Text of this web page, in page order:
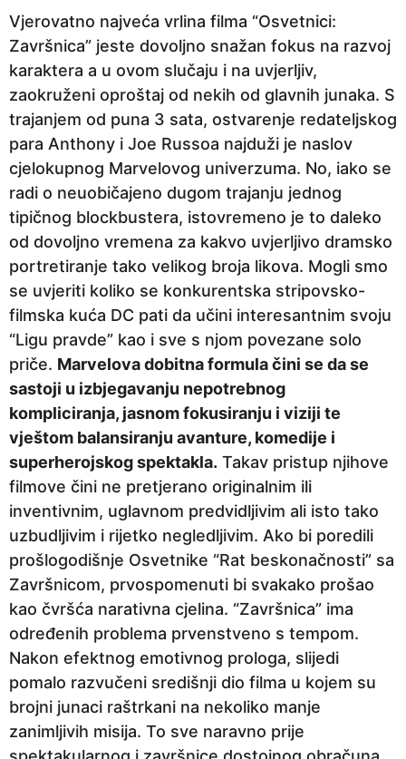
Vjerovatno najveća vrlina filma “Osvetnici:
Završnica” jeste dovoljno snažan fokus na razvoj
karaktera a u ovom slučaju i na uvjerljiv,
zaokruženi oproštaj od nekih od glavnih junaka. S
trajanjem od puna 3 sata, ostvarenje redateljskog
para Anthony i Joe Russoa najduži je naslov
cjelokupnog Marvelovog univerzuma. No, iako se
radi o neuobičajeno dugom trajanju jednog
tipičnog blockbustera, istovremeno je to daleko
od dovoljno vremena za kakvo uvjerljivo dramsko
portretiranje tako velikog broja likova. Mogli smo
se uvjeriti koliko se konkurentska stripovsko-
filmska kuća DC pati da učini interesantnim svoju
“Ligu pravde” kao i sve s njom povezane solo
priče. Marvelova dobitna formula čini se da se
sastoji u izbjegavanju nepotrebnog
kompliciranja, jasnom fokusiranju i viziji te
vještom balansiranju avanture, komedije i
superherojskog spektakla. Takav pristup njihove
filmove čini ne pretjerano originalnim ili
inventivnim, uglavnom predvidljivim ali isto tako
uzbudljivim i rijetko negledljivim. Ako bi poredili
prošlogodišnje Osvetnike “Rat beskonačnosti” sa
Završnicom, prvospomenuti bi svakako prošao
kao čvršća narativna cjelina. “Završnica” ima
određenih problema prvenstveno s tempom.
Nakon efektnog emotivnog prologa, slijedi
pomalo razvučeni središnji dio filma u kojem su
brojni junaci raštrkani na nekoliko manje
zanimljivih misija. To sve naravno prije